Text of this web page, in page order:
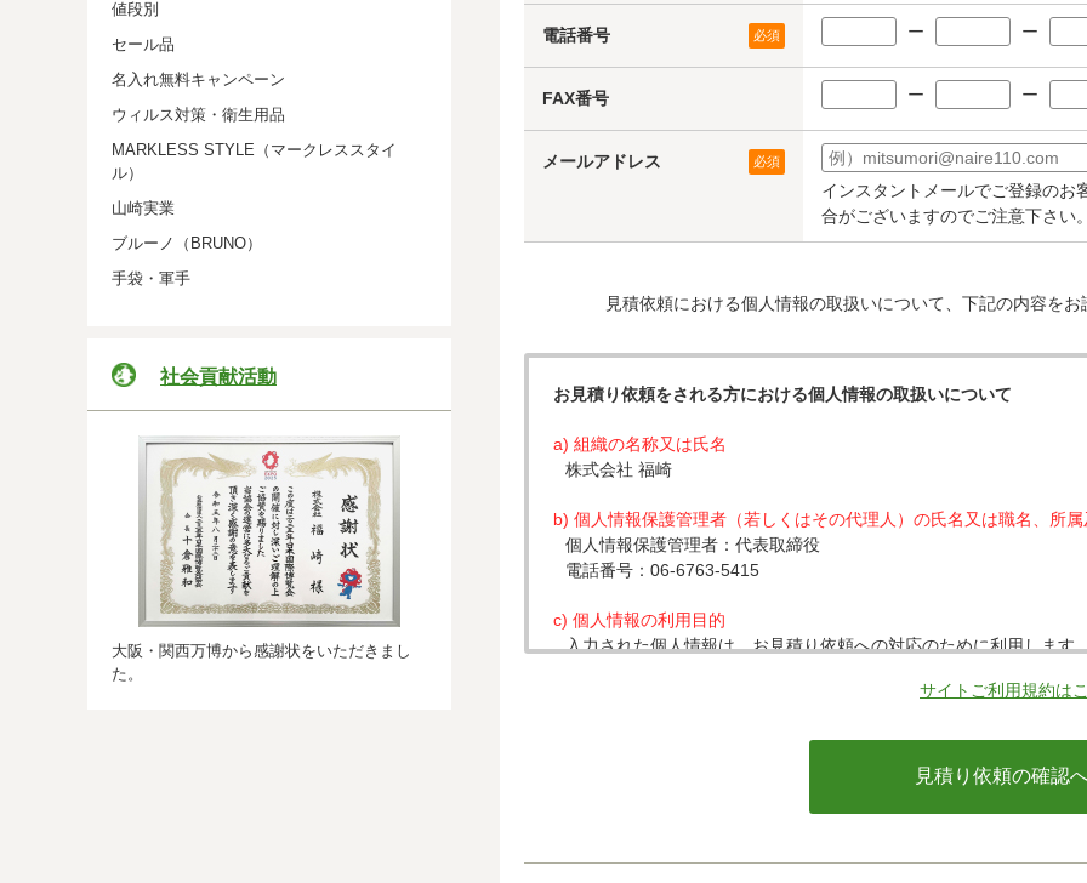
値段別
セール品
名入れ無料キャンペーン
ウィルス対策・衛生用品
MARKLESS STYLE（マークレススタイ
ル）
山崎実業
ブルーノ（BRUNO）
手袋・軍手
社会貢献活動
大阪・関西万博から感謝状をいただきまし
た。
電話番号 必須 ー ー
FAX番号 ー ー
メールアドレス 必須
インスタントメールでご登録のお
合がございますのでご注意下さい
見積依頼における個人情報の取扱いについて、下記の内容を
お見積り依頼をされる方における個人情報の取扱いについて
a) 組織の名称又は氏名
株式会社 福崎
b) 個人情報保護管理者（若しくはその代理人）の氏名又は職名、所
個人情報保護管理者：代表取締役
電話番号：06-6763-5415
c) 個人情報の利用目的
入力された個人情報は、お見積り依頼への対応のために利用します
・クレジットカード会社への情報提供
当社がお客様から収集した以下の個人情報等は、カード発行会社
サイトご利用規約は